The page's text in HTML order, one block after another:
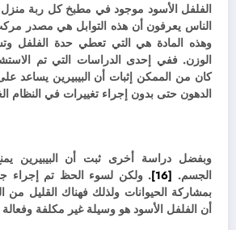
الفلفل الأسود موجود في مطبخ كل ربة
الناس يعرفون أن هذه التوابل هي مصدر
وهذه المادة هي التي تعطي حدة الفلفل
الوزن. ففي إحدى الدراسات التي تم
كان من الممكن إثبات أن البيبيرين يساعد
الدهون حتى بدون إجراء تغييرات في النظام
وبفضل دراسة أخرى ثبت أن البيبيرين
الجسم. [16] . ولكن لسوء الحظ تم إجراء
بمشاركة الحيوانات ولذلك فهناك القليل
أن الفلفل الأسود هو وسيلة غير مكلفة